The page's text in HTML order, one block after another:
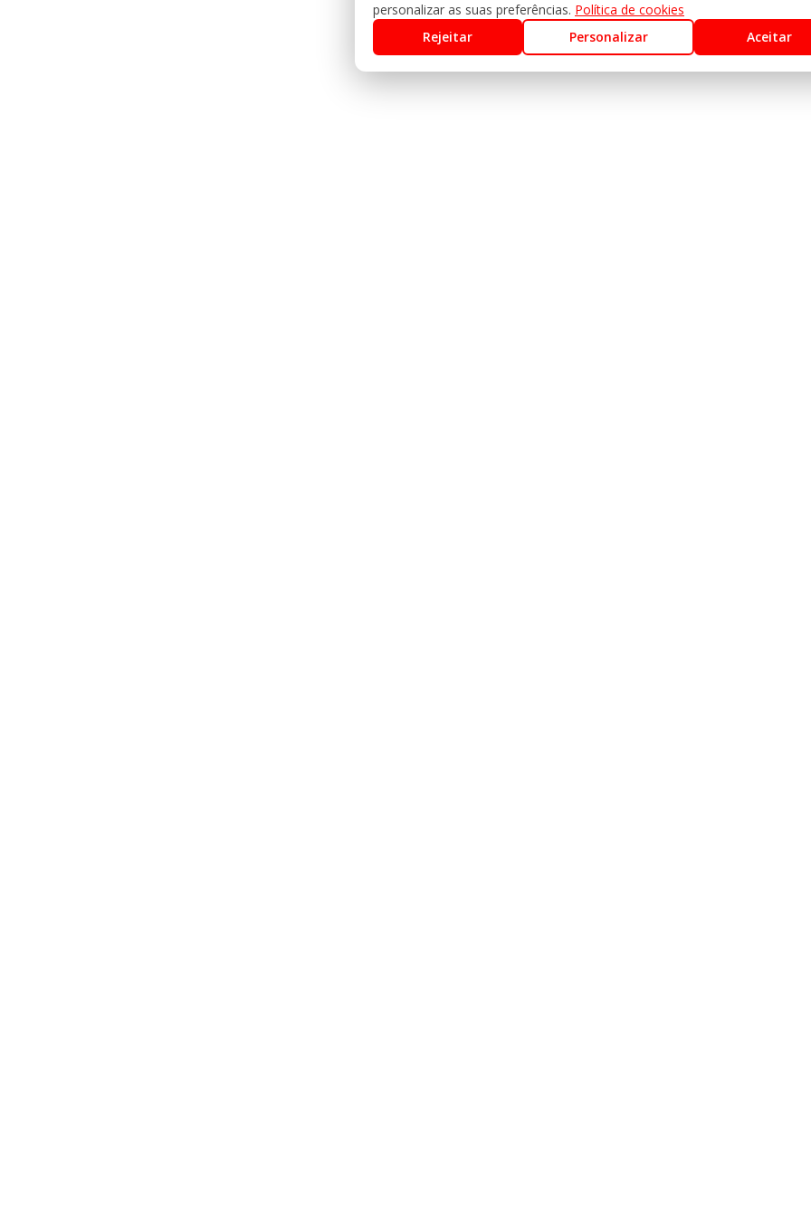
personalizar as suas preferências. Política de cookies
Rejeitar
Personalizar Aceitar